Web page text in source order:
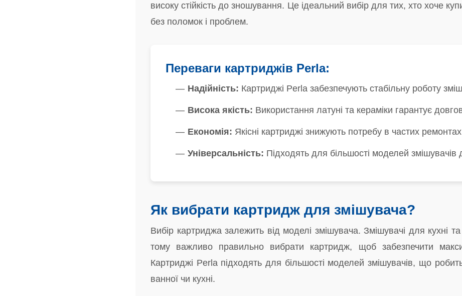
високу стійкість до зношування. Це ідеальний вибір для тих, хто хоче
без поломок і проблем.
Переваги картриджів Perla:
Надійність: Картриджі Perla забезпечують стабільну роботу
Висока якість: Використання латуні та кераміки гарантує
Економія: Якісні картриджі знижують потребу в частих ремонтах
Універсальність: Підходять для більшості моделей змішувачів
Як вибрати картридж для змішувача?
Вибір картриджа залежить від моделі змішувача. Змішувачі для кухні
тому важливо правильно вибрати картридж, щоб забезпечити
Картриджі Perla підходять для більшості моделей змішувачів, що
ванної чи кухні.